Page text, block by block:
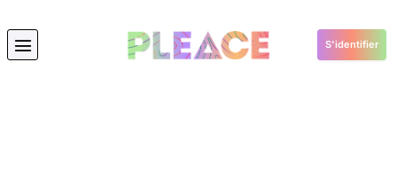
S'identifier